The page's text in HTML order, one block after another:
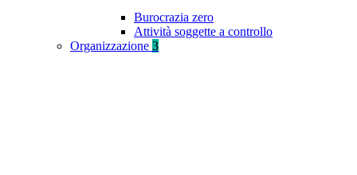
Burocrazia zero
Attività soggette a controllo
Organizzazione 3